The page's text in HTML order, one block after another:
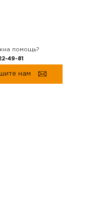
помощь?
49-81
нам